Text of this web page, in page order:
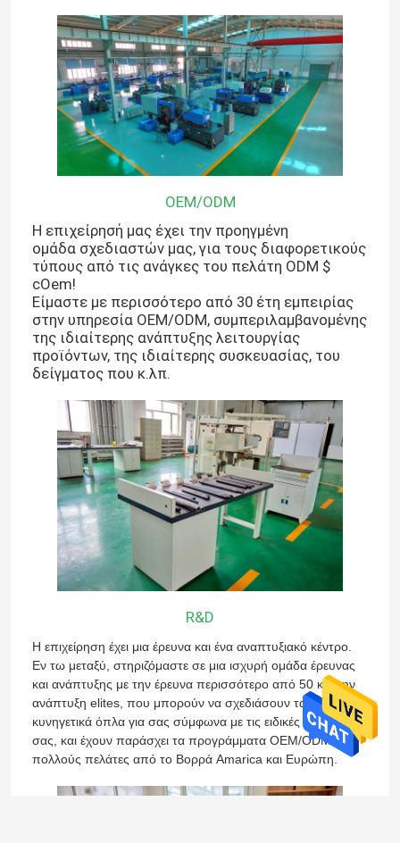
OEM/ODM
Η επιχείρησή μας έχει την προηγμένη
ομάδα σχεδιαστών μας, για τους διαφορετικούς
τύπους από τις ανάγκες του πελάτη ODM $
cOem!
Είμαστε με περισσότερο από 30 έτη εμπειρίας
στην υπηρεσία OEM/ODM, συμπεριλαμβανομένης
της ιδιαίτερης ανάπτυξης λειτουργίας
προϊόντων, της ιδιαίτερης συσκευασίας, του
δείγματος που κ.λπ.
R&D
Η επιχείρηση έχει μια έρευνα και ένα αναπτυξιακό κέντρο.
Εν τω μεταξύ, στηριζόμαστε σε μια ισχυρή ομάδα έρευνας
και ανάπτυξης με την έρευνα περισσότερο από 50 και την
ανάπτυξη elites, που μπορούν να σχεδιάσουν τα νέα
κυνηγετικά όπλα για σας σύμφωνα με τις ειδικές απαιτήσεις
σας, και έχουν παράσχει τα προγράμματα OEM/ODM για
πολλούς πελάτες από το Βορρά Amarica και Ευρώπη.